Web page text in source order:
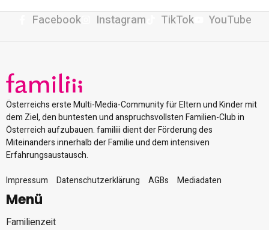
Facebook Instagram TikTok YouTube
Österreichs erste Multi-Media-Community für Eltern und Kinder mit
dem Ziel, den buntesten und anspruchsvollsten Familien-Club in
Österreich aufzubauen. familiii dient der Förderung des
Miteinanders innerhalb der Familie und dem intensiven
Erfahrungsaustausch.
Impressum
Datenschutzerklärung AGBs Mediadaten
Menü
Familienzeit